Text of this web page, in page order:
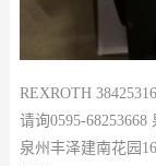
REXROTH
请询0595-
泉州丰泽建南花园